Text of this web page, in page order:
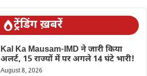
ट्रेंडिंग ख़बरें
Kal Ka Mausam-IMD ने जारी किया
अलर्ट, 15 राज्यों में पर अगले 14 घंटे भारी!
August 8, 2026